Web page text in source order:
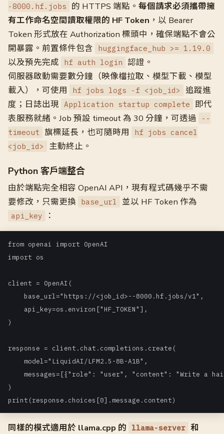
-8000.hf.jobs
的 HTTPS 端點。 每個請求必須攜帶擁
有工作命名空間讀取權限的 HF Token ，以 Bearer
Token 形式放在 Authorization 標頭中，確保端點不會公
開暴露。前置條件包含
huggingface_hub >= 1.19.0
以及預先完成 hf auth login
認證。
伺服器啟動需要數分鐘（映像檔拉取、模型下載、模型
載入），可使用
hf jobs logs -f <job_id>
追蹤進
度；日誌出現 Application startup complete
即代
表服務就緒。Job 預設 timeout 為 30 分鐘，可透過
--
timeout
旗標延長，也可隨時用
hf jobs cancel
<job_id>
主動終止。
Python 客戶端整合
由於端點完全相容 OpenAI API，現有程式碼幾乎不需
要修改，只需更換
base_url 並以 HF Token 作為
api_key ：
from openai import OpenAI
import os
client = OpenAI(
    base_url="https://<job_id>--8000.hf.jobs/v1",
    api_key=os.environ["HF_TOKEN"],
)
response = client.chat.completions.create(
    model="LiquidAI/LFM2.5-8B-A1B",
messages=[{"role": "user", "content": "Write a
)
print(response.choices[0].message.content)
同樣的模式適用於 llama.cpp 的 llama-server 和